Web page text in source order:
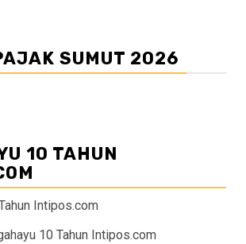
SUMUT 2026
10 TAHUN
10 Tahun Intipos.com